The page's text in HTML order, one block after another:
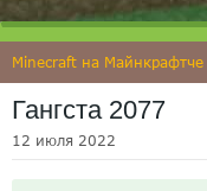
Minecraft на Майнкрафтче
Гангста 2077
12 июля 2022